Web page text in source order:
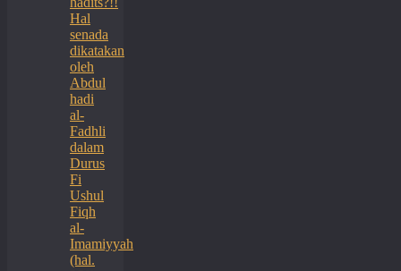
Hal
senada
dikatakan
oleh
Abdul
hadi
al-
Fadhli
dalam
Durus
Fi
Ushul
Fiqh
al-
Imamiyyah
(hal.